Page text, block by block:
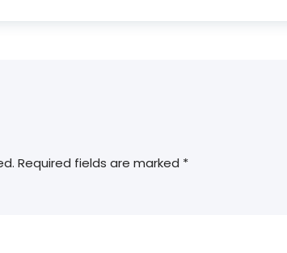
Required fields are marked *